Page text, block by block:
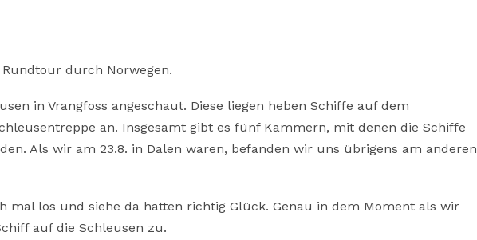
durch Norwegen.
in Vrangfoss angeschaut. Diese liegen heben Schiffe auf dem
an. Insgesamt gibt es fünf Kammern, mit denen die Schiffe
Als wir am 23.8. in Dalen waren, befanden wir uns übrigens am anderen
mal los und siehe da hatten richtig Glück. Genau in dem Moment als wir
auf die Schleusen zu.